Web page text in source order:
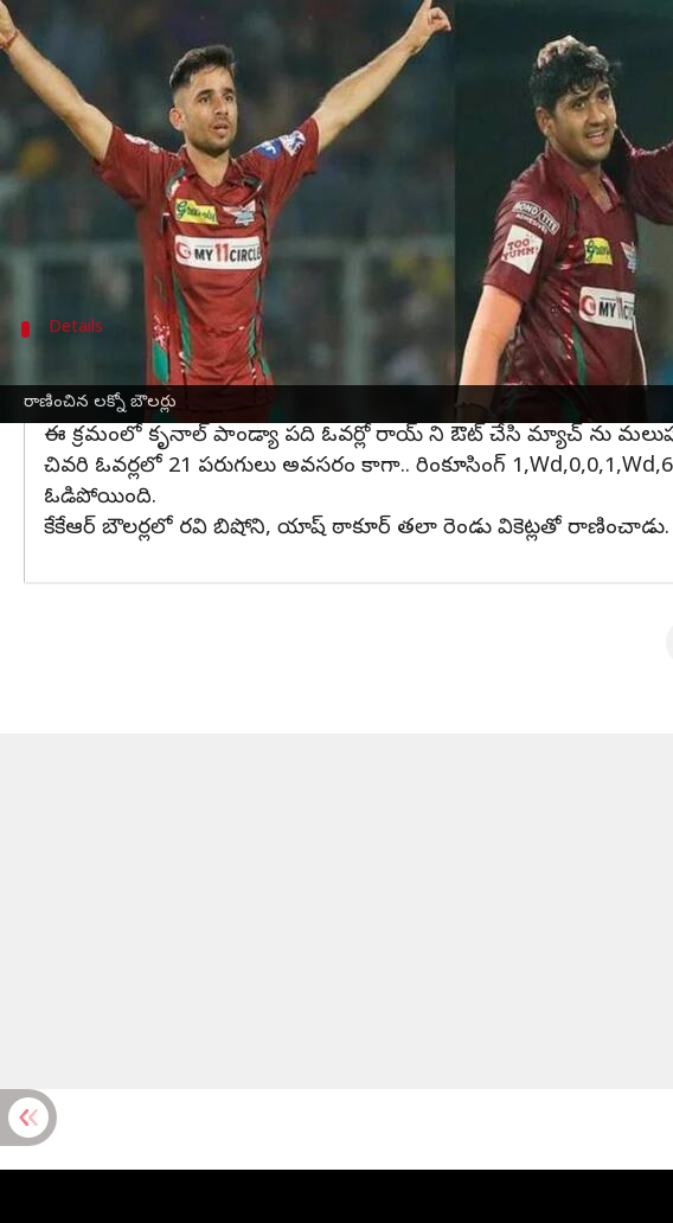
రాణించిన లక్నో బౌలర్లు
ఈ వార్తాకథనం ఏంటి
తప్పక గెలవాల్సిన మ్యాచులోలక్నో సూపర్ జెయింట్స్
సత్తా చాటింది.
మొదట బ్యాటింగ్ దిగిన లక్నో నిర్ణీత 20 ఓవర్లలో 8 వికెట్ల నష్టానికి
సాధించింది.
లక్నో బ్యాటర్లలో నికోలస్ పూరన్ 30 బంతుల్లో 58 పరుగులు చేసి
Details
రింకూ సింగ్ పోరాటం వృథా
లక్ష్య చేధనకు దిగిన కేకేఆర్ కు ఓపెనర్లు శుభారంభాన్ని అందించారు.
ఈ క్రమంలో కృనాల్ పాండ్యా పది ఓవర్లో రాయ్ ని ఔట్ చేసి మ్యాచ్ ను మలుపు
చివరి ఓవర్లలో 21 పరుగులు అవసరం కాగా.. రింకూసింగ్
ఓడిపోయింది.
కేకేఆర్ బౌలర్లలో రవి బిషోని, యాష్ ఠాకూర్ తలా రెండు వికెట్లతో రాణించాడు.